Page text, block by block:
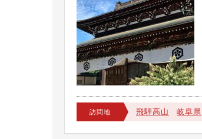
訪問地 飛騨高山 岐阜県